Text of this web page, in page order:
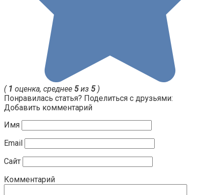
( 1 оценка, среднее 5из 5)
Понравилась статья? Поделиться с друзьями:
Добавить комментарий
Имя
Email
Сайт
Комментарий